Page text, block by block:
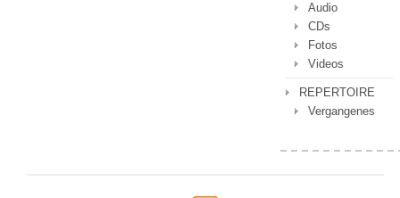
Audio
CDs
Fotos
Videos
REPERTOIRE
Vergangenes